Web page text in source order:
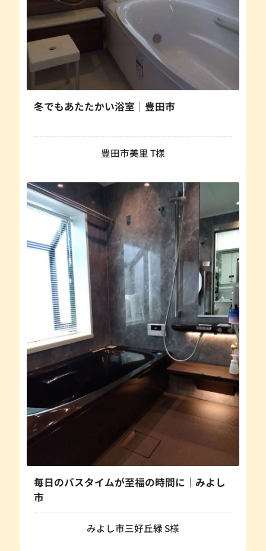
冬でもあたたかい浴室｜豊田市
豊田市美里 T様
毎日のバスタイムが至福の時間に｜みよし
市
みよし市三好丘緑 S様